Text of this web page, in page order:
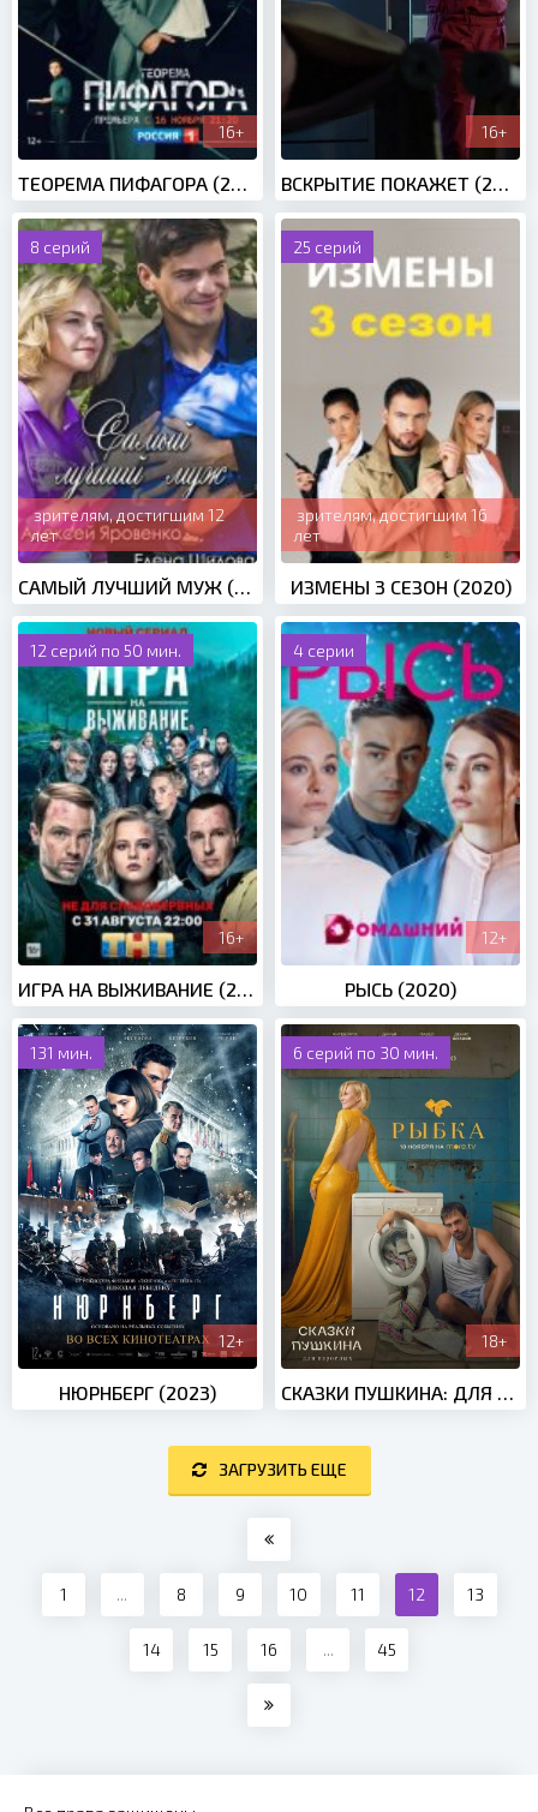
16+
ТЕОРЕМА ПИФАГОРА (2020)
16+
ВСКРЫТИЕ ПОКАЖЕТ (2019)
8 серий
зрителям, достигшим 12
лет
25 серий
зрителям, достигшим 16
лет
ИЗМЕНЫ 3 СЕЗОН (2020)
12 серий по 50 мин.
16+
ИГРА НА ВЫЖИВАНИЕ (2020)
4 серии
12+
РЫСЬ (2020)
131 мин.
12+
НЮРНБЕРГ (2023)
6 серий по 30 мин.
18+
СКАЗКИ ПУШКИНА: ДЛЯ ВЗРОСЛЫХ (2021)
ЗАГРУЗИТЬ ЕЩЕ
1 ... 8 9 10 11 12 13
14 15 16 ... 45